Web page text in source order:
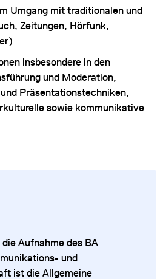
Umgang mit traditionalen und
Zeitungen, Hörfunk,
insbesondere in den
und Moderation,
Präsentationstechniken,
sowie kommunikative
Aufnahme des BA
und
ist die Allgemeine